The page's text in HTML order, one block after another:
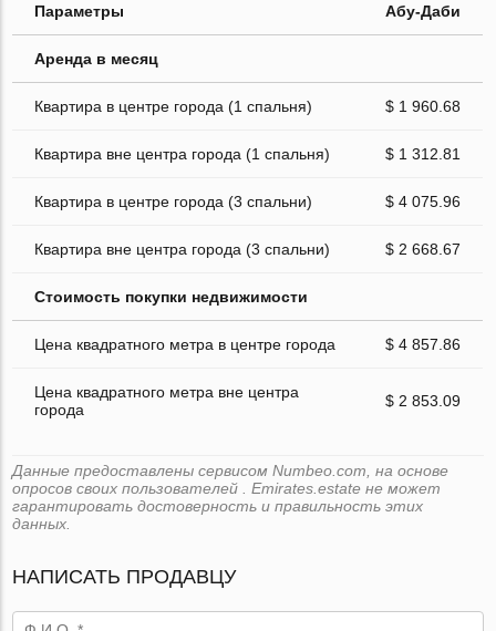
Параметры Абу-Даби
Аренда в месяц
Квартира в центре города (1 спальня) $ 1 960.68
Квартира вне центра города (1 спальня) $ 1 312.81
Квартира в центре города (3 спальни) $ 4 075.96
Квартира вне центра города (3 спальни) $ 2 668.67
Стоимость покупки недвижимости
Цена квадратного метра в центре города $ 4 857.86
Цена квадратного метра вне центра
города
$ 2 853.09
Данные предоставлены сервисом Numbeo.com, на основе
опросов своих пользователей . Emirates.estate не может
гарантировать достоверность и правильность этих
данных.
НАПИСАТЬ ПРОДАВЦУ